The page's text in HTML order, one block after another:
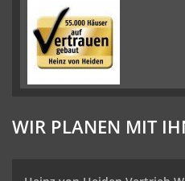
WIR PLANEN MIT